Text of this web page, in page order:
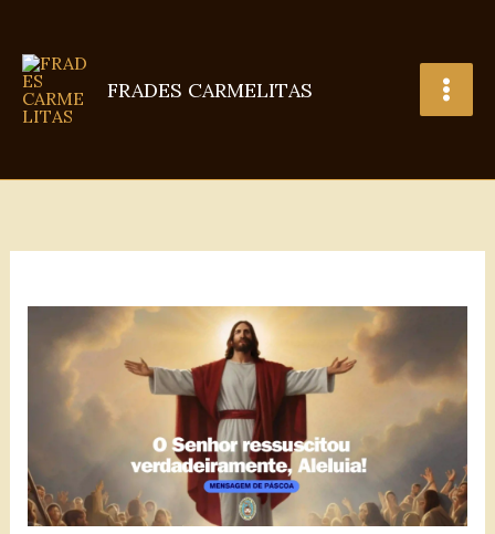
conteúdo
FRADES CARMELITAS